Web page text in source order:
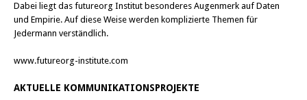
Dabei liegt das futureorg Institut besonderes Augenmerk auf Daten
und Empirie. Auf diese Weise werden komplizierte Themen für
Jedermann verständlich.
www.futureorg-institute.com
AKTUELLE KOMMUNIKATIONSPROJEKTE